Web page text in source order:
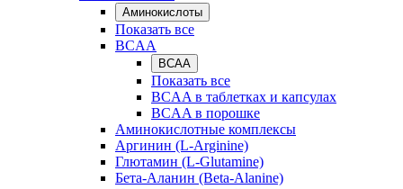
Аминокислоты
Показать все
BCAA
BCAA
Показать все
BCAA в таблетках и капсулах
BCAA в порошке
Аминокислотные комплексы
Аргинин (L-Arginine)
Глютамин (L-Glutamine)
Бета-Аланин (Beta-Alanine)